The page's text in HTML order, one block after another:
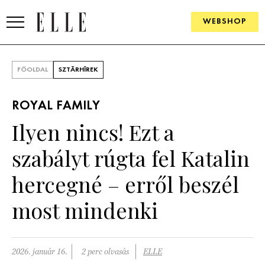
WEBSHOP
SZÉPSÉG
PÁRKAPCSOLAT
FŐOLDAL SZTÁRHÍREK
ROYAL FAMILY
Ilyen nincs! Ezt a
szabályt rúgta fel Katalin
hercegné – erről beszél
most mindenki
2026. január 16. 2 perc olvasás ELLE